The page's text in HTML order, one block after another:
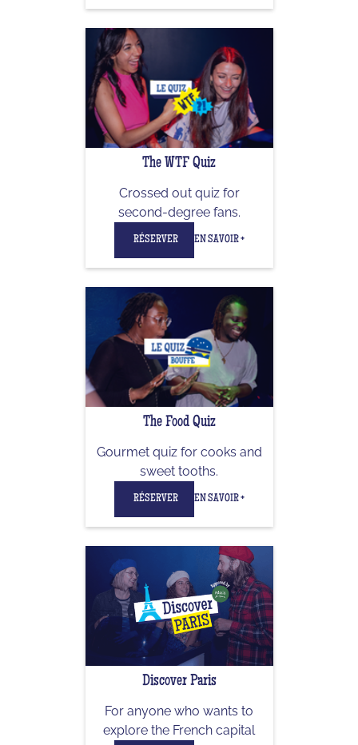
The WTF Quiz
Crossed out quiz for
second-degree fans.
RÉSERVER EN SAVOIR +
The Food Quiz
Gourmet quiz for cooks and
sweet tooths.
RÉSERVER EN SAVOIR +
Discover Paris
For anyone who wants to
explore the French capital